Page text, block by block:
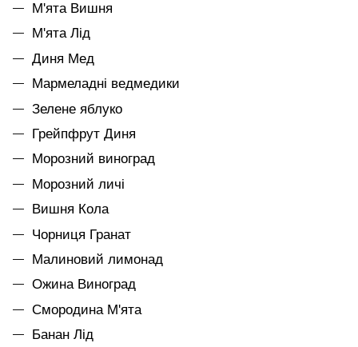
М'ята Вишня
М'ята Лід
Диня Мед
Мармеладні ведмедики
Зелене яблуко
Грейпфрут Диня
Морозний виноград
Морозний личі
Вишня Кола
Чорниця Гранат
Малиновий лимонад
Ожина Виноград
Смородина М'ята
Банан Лід